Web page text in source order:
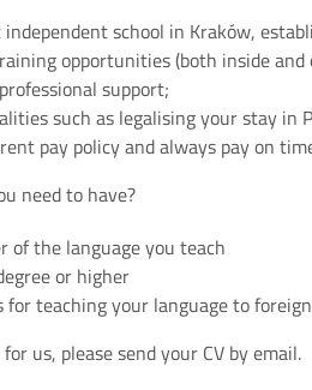
school in Kraków,
opportunities (both inside and
support;
such as legalising your stay in
pay policy and always pay on
need to have?
of the language you teach
or higher
teaching your language to
us, please send your CV by email.